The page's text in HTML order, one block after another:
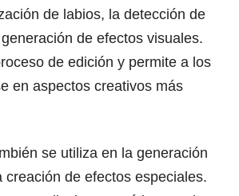
de labios, la detección de
de efectos visuales.
de edición y permite a los
en aspectos creativos más
se utiliza en la generación
creación de efectos especiales.